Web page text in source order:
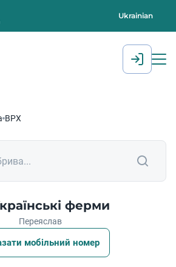
Ukrainian
ВРХ
ферми
Переяслав
мобільний номер